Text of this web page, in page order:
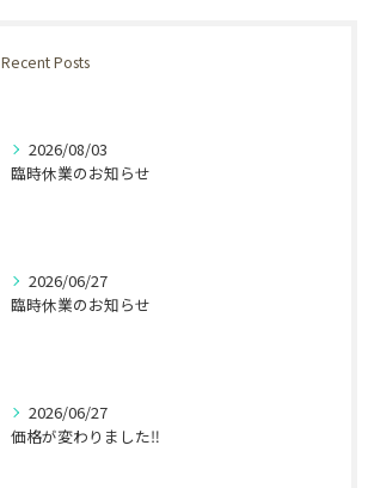
Recent Posts
2026/08/03
臨時休業のお知らせ
2026/06/27
臨時休業のお知らせ
2026/06/27
価格が変わりました‼